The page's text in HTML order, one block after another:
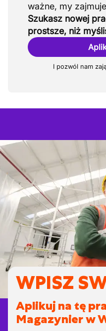
Szukasz nowej
prostsze, niż
I pozwól nam
WPISZ
Aplikuj na tę
Magazynier w